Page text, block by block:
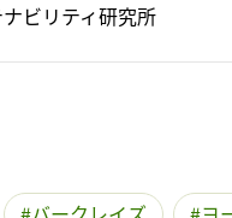
ビリティ研究所